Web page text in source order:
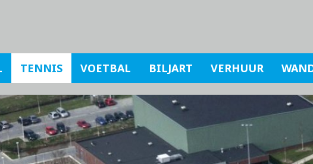
TENNIS VOETBAL BILJART VERHUUR